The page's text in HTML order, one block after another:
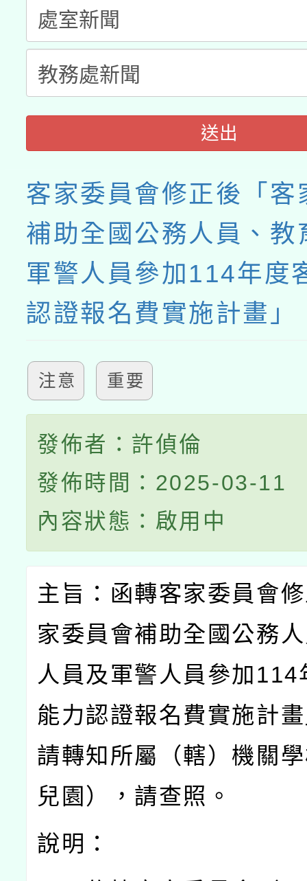
送出
客家委員會修正後「客
補助全國公務人員、教
軍警人員參加114年度
認證報名費實施計畫」
注意 重要
發佈者：許偵倫
發佈時間：2025-03-11
內容狀態：啟用中
主旨：函轉客家委員會
家委員會補助全國公務
人員及軍警人員參加114
能力認證報名費實施計
請轉知所屬（轄）機關
兒園），請查照。
說明：